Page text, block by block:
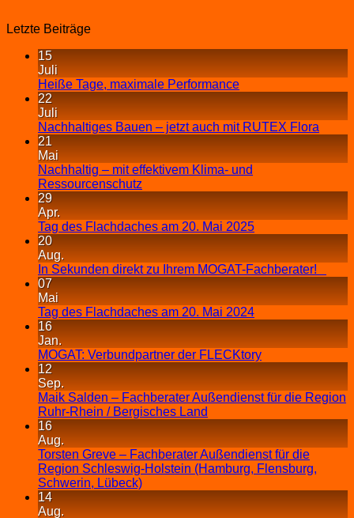
Letzte Beiträge
15
Juli
Heiße Tage, maximale Performance
22
Juli
Nachhaltiges Bauen – jetzt auch mit RUTEX Flora
21
Mai
Nachhaltig – mit effektivem Klima- und
Ressourcenschutz
29
Apr.
Tag des Flachdaches am 20. Mai 2025
20
Aug.
In Sekunden direkt zu Ihrem MOGAT-Fachberater!
07
Mai
Tag des Flachdaches am 20. Mai 2024
16
Jan.
MOGAT: Verbundpartner der FLECKtory
12
Sep.
Maik Salden – Fachberater Außendienst für die Region
Ruhr-Rhein / Bergisches Land
16
Aug.
Torsten Greve – Fachberater Außendienst für die
Region Schleswig-Holstein (Hamburg, Flensburg,
Schwerin, Lübeck)
14
Aug.